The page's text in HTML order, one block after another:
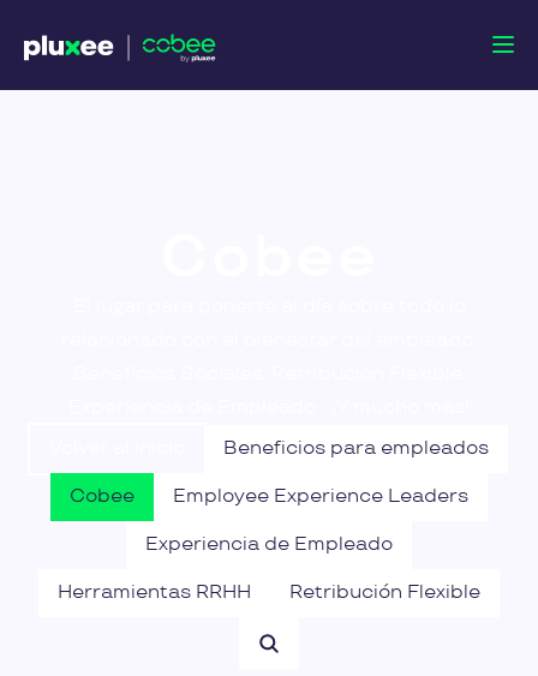
Beneficios para empleados
Cobee Employee Experience Leaders
Experiencia de Empleado
Herramientas RRHH Retribución Flexible